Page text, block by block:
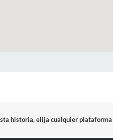
historia, elija cualquier plataforma